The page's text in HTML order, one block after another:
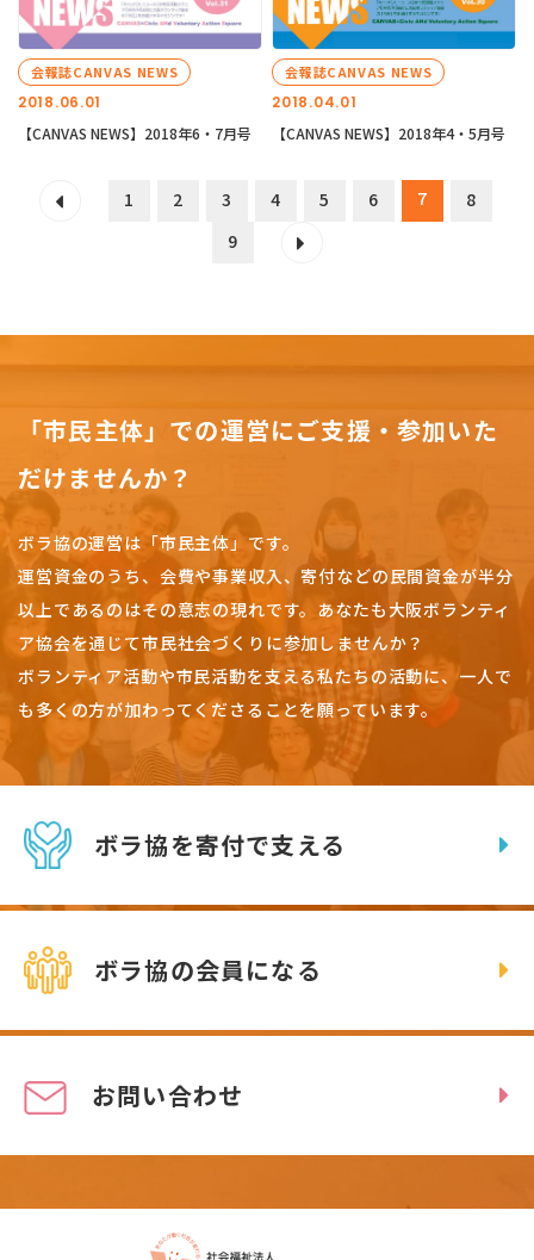
2018.06.01
会報誌CANVAS NEWS
【CANVAS NEWS】2018年6・7月号
2018.04.01
会報誌CANVAS NEWS
【CANVAS NEWS】2018年4・5月号
1 2 3 4 5 6 7
8
9
「市民主体」での運営にご支援・参加いた
だけませんか？
ボラ協の運営は「市民主体」です。
運営資金のうち、会費や事業収入、寄付などの民間資金が半分
以上であるのはその意志の現れです。 あなたも大阪ボランティ
ア協会を通じて市民社会づくりに参加しませんか？
ボランティア活動や市民活動を支える私たちの活動に、一人で
も多くの方が加わってくださることを願っています。
ボラ協を寄付で支える
ボラ協の会員になる
お問い合わせ